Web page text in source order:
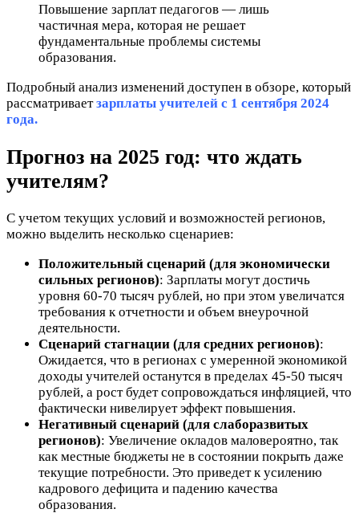
Повышение зарплат педагогов — лишь
частичная мера, которая не решает
фундаментальные проблемы системы
образования.
Подробный анализ изменений доступен в обзоре, который
рассматриваетзарплаты учителей с 1 сентября 2024
года.
Прогноз на 2025 год: что ждать
учителям?
С учетом текущих условий и возможностей регионов,
можно выделить несколько сценариев:
Положительный сценарий (для экономически
сильных регионов): Зарплаты могут достичь
уровня 60-70 тысяч рублей, но при этом увеличатся
требования к отчетности и объем внеурочной
деятельности.
Сценарий стагнации (для средних регионов):
Ожидается, что в регионах с умеренной экономикой
доходы учителей останутся в пределах 45-50 тысяч
рублей, а рост будет сопровождаться инфляцией, что
фактически нивелирует эффект повышения.
Негативный сценарий (для слаборазвитых
регионов): Увеличение окладов маловероятно, так
как местные бюджеты не в состоянии покрыть даже
текущие потребности. Это приведет к усилению
кадрового дефицита и падению качества
образования.